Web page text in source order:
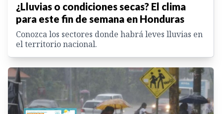
¿Lluvias o condiciones secas? El clima
para este fin de semana en Honduras
Conozca los sectores donde habrá leves lluvias en
el territorio nacional.